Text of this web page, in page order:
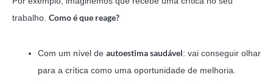
trabalho. Como é que reage?
Com um nível de autoestima saudável: vai conseguir olhar
para a crítica como uma oportunidade de melhoria.